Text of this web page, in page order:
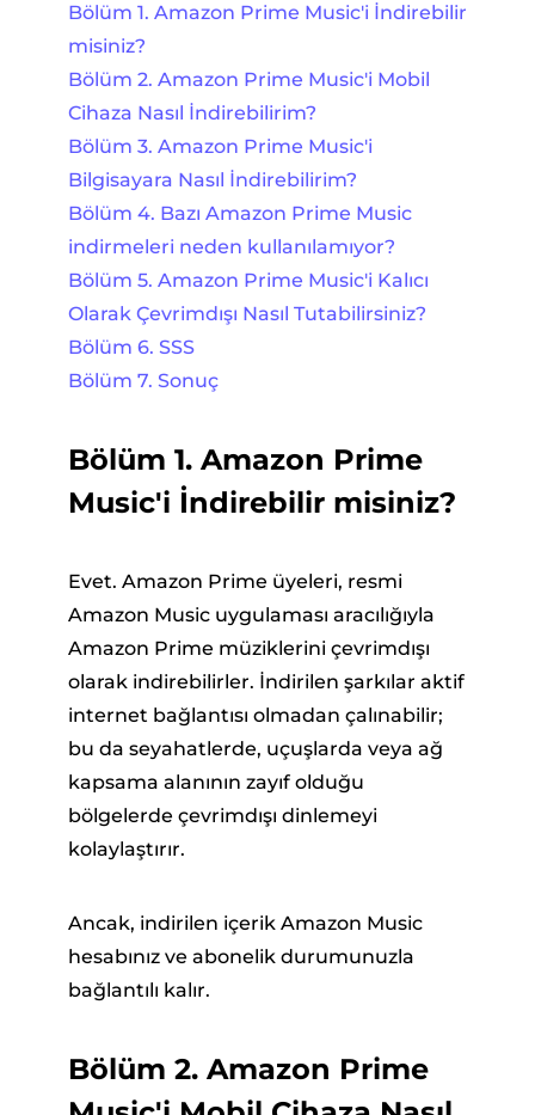
Bölüm 1. Amazon Prime Music'i İndirebilir
misiniz?
Bölüm 2. Amazon Prime Music'i Mobil
Cihaza Nasıl İndirebilirim?
Bölüm 3. Amazon Prime Music'i
Bilgisayara Nasıl İndirebilirim?
Bölüm 4. Bazı Amazon Prime Music
indirmeleri neden kullanılamıyor?
Bölüm 5. Amazon Prime Music'i Kalıcı
Olarak Çevrimdışı Nasıl Tutabilirsiniz?
Bölüm 6. SSS
Bölüm 7. Sonuç
Bölüm 1. Amazon Prime
Music'i İndirebilir misiniz?
Evet. Amazon Prime üyeleri, resmi
Amazon Music uygulaması aracılığıyla
Amazon Prime müziklerini çevrimdışı
olarak indirebilirler. İndirilen şarkılar aktif
internet bağlantısı olmadan çalınabilir;
bu da seyahatlerde, uçuşlarda veya ağ
kapsama alanının zayıf olduğu
bölgelerde çevrimdışı dinlemeyi
kolaylaştırır.
Ancak, indirilen içerik Amazon Music
hesabınız ve abonelik durumunuzla
bağlantılı kalır.
Bölüm 2. Amazon Prime